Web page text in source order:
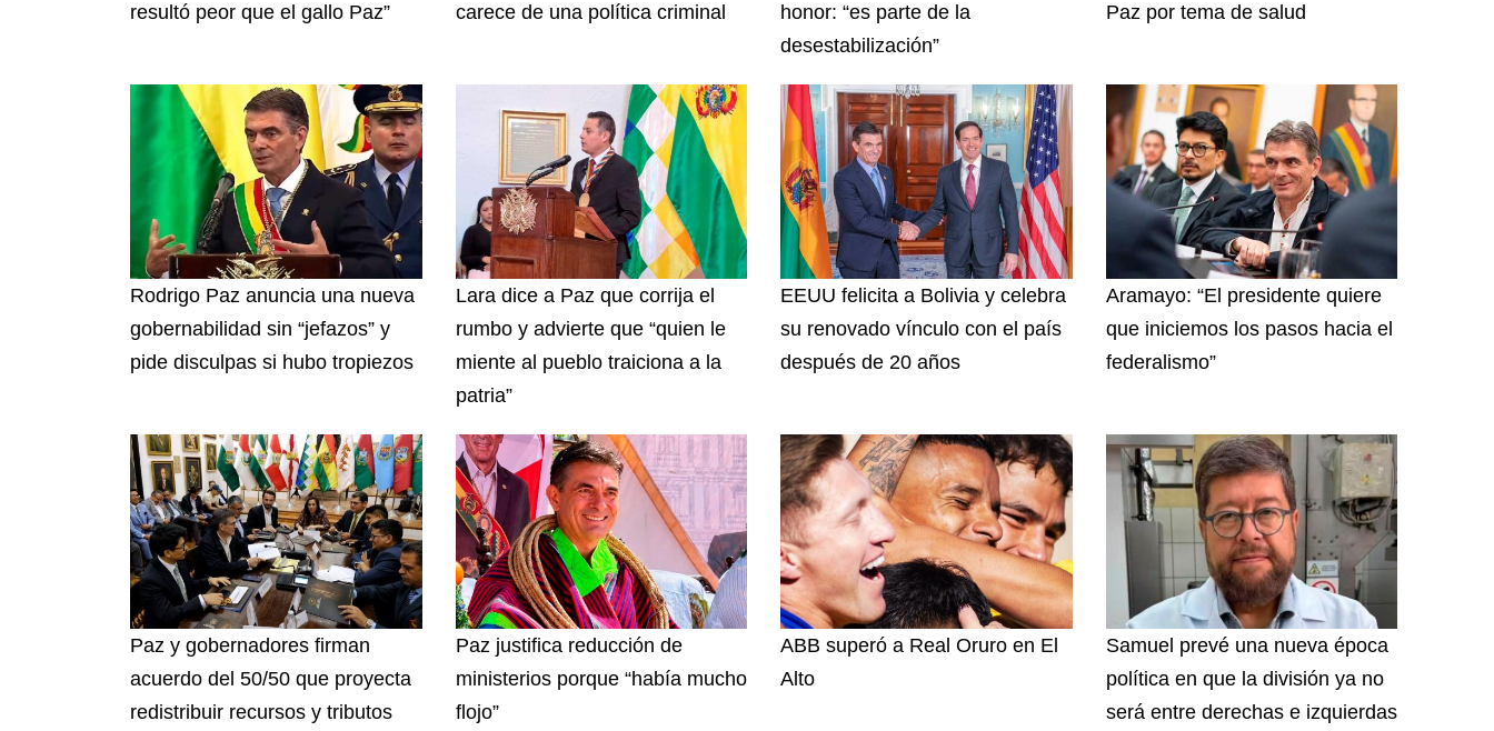
resultó peor que el gallo Paz”
carece de una política criminal
honor: “es parte de la
desestabilización”
Paz por tema de salud
Rodrigo Paz anuncia una nueva
gobernabilidad sin “jefazos” y
pide disculpas si hubo tropiezos
Lara dice a Paz que corrija el
rumbo y advierte que “quien le
miente al pueblo traiciona a la
patria”
EEUU felicita a Bolivia y celebra
su renovado vínculo con el país
después de 20 años
Aramayo: “El presidente quiere
que iniciemos los pasos hacia el
federalismo”
Paz y gobernadores firman
acuerdo del 50/50 que proyecta
redistribuir recursos y tributos
Paz justifica reducción de
ministerios porque “había mucho
flojo”
ABB superó a Real Oruro en El
Alto
Samuel prevé una nueva época
política en que la división ya no
será entre derechas e izquierdas